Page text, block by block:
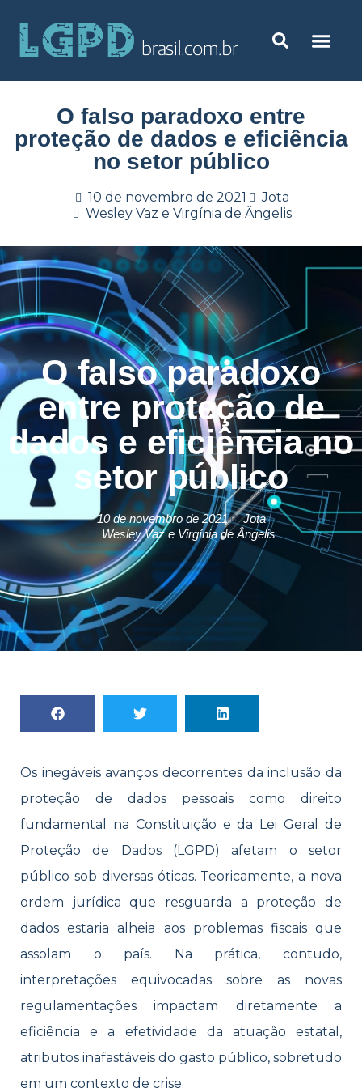
O falso paradoxo entre
proteção de dados e eficiência
no setor público
10 de novembro de 2021
Jota
Wesley Vaz e Virgínia de Ângelis
O falso paradoxo
entre proteção de
dados e eficiência no
setor público
10 de novembro de 2021
Jota
Wesley Vaz e Virgínia de Ângelis
Os inegáveis avanços decorrentes da inclusão da
proteção de dados pessoais como direito
fundamental na Constituição e da Lei Geral de
Proteção de Dados (LGPD) afetam o setor
público sob diversas óticas. Teoricamente, a nova
ordem jurídica que resguarda a proteção de
dados estaria alheia aos problemas fiscais que
assolam o país. Na prática, contudo,
interpretações equivocadas sobre as novas
regulamentações impactam diretamente a
eficiência e a efetividade da atuação estatal,
atributos inafastáveis do gasto público, sobretudo
em um contexto de crise.